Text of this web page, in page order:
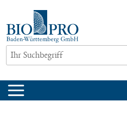
springen